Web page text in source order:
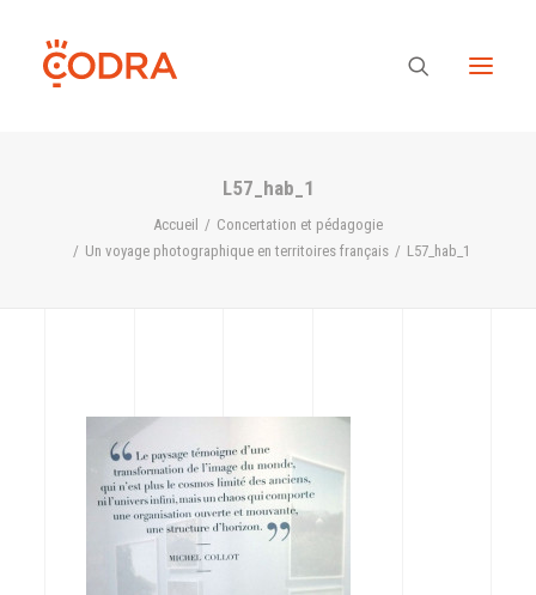
Des valeurs, une équipe
Nos références
CODRA recrute
L57_hab_1
Accueil
Concertation et pédagogie
Un voyage photographique en territoires français
L57_hab_1